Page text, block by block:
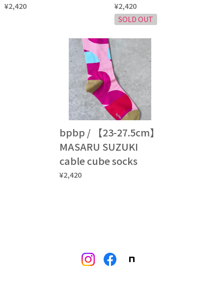
¥2,420
¥2,420
SOLD OUT
bpbp / 【23-27.5cm】
MASARU SUZUKI
cable cube socks
¥2,420